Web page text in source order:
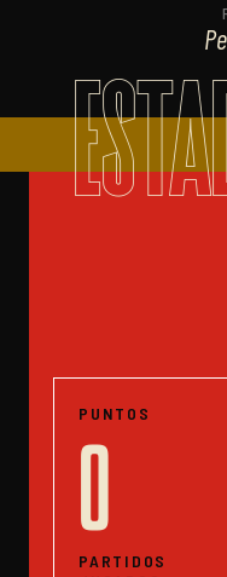
PUNTOS
0
PARTIDOS